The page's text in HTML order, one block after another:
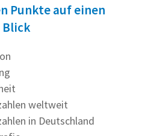
Punkte auf einen
Blick
weltweit
in Deutschland